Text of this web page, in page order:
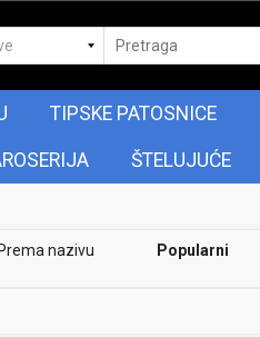
TIPSKE PATOSNICE
ŠTELUJUĆE
Prema nazivu Popularni